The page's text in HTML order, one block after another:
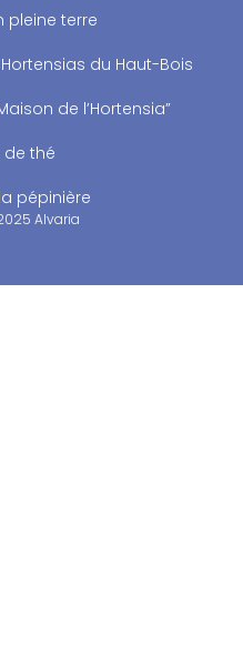
pleine terre
du Haut-Bois
de l’Hortensia”
de thé
pépinière
Alvaria